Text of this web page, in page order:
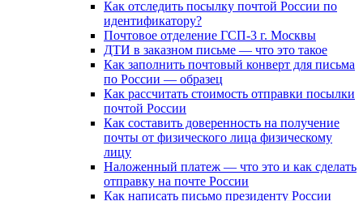
Как отследить посылку почтой России по
идентификатору?
Почтовое отделение ГСП-3 г. Москвы
ДТИ в заказном письме — что это такое
Как заполнить почтовый конверт для письма
по России — образец
Как рассчитать стоимость отправки посылки
почтой России
Как составить доверенность на получение
почты от физического лица физическому
лицу
Наложенный платеж — что это и как сделать
отправку на почте России
Как написать письмо президенту России